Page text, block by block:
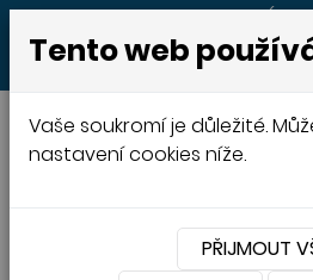
MENU
Tento web
Vaše soukromí je důležité.
nastavení cookies níže.
PŘIJMOUT